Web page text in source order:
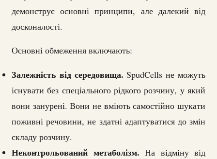
демонструє основні принципи, але далекий від
досконалості.
Основні обмеження включають:
Залежність від середовища. SpudCells не можуть
існувати без спеціального рідкого розчину, у який
вони занурені. Вони не вміють самостійно шукати
поживні речовини, не здатні адаптуватися до змін
складу розчину.
Неконтрольований метаболізм. На відміну від